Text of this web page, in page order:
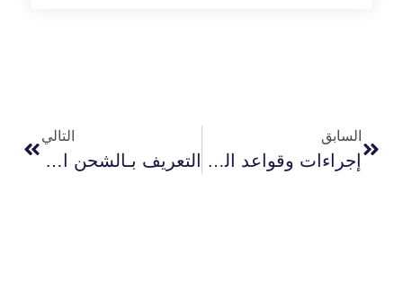
السابق
إجراءات وقواعد السلامة العامة في تنفيذ إجراءات الشحن البري
التالي
التعريف بـالشحن البحري و أنواعه وأبرز مزاياه وعيوبه